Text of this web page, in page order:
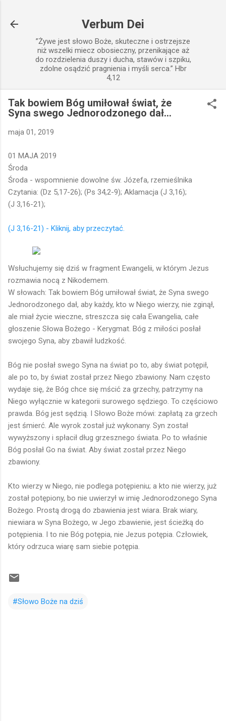
Verbum Dei
”Żywe jest słowo Boże, skuteczne i ostrzejsze
niż wszelki miecz obosieczny, przenikające aż
do rozdzielenia duszy i ducha, stawów i szpiku,
zdolne osądzić pragnienia i myśli serca.” Hbr
4,12
Tak bowiem Bóg umiłował świat, że
Syna swego Jednorodzonego dał...
maja 01, 2019
01 MAJA 2019
Środa
Środa - wspomnienie dowolne św. Józefa, rzemieślnika
Czytania: (Dz 5,17-26); (Ps 34,2-9); Aklamacja (J 3,16);
(J 3,16-21);
(J 3,16-21) - Kliknij, aby przeczytać.
Wsłuchujemy się dziś w fragment Ewangelii, w którym Jezus
rozmawia nocą z Nikodemem.
W słowach: Tak bowiem Bóg umiłował świat, że Syna swego
Jednorodzonego dał, aby każdy, kto w Niego wierzy, nie zginął,
ale miał życie wieczne, streszcza się cała Ewangelia, całe
głoszenie Słowa Bożego - Kerygmat. Bóg z miłości posłał
swojego Syna, aby zbawił ludzkość.
Bóg nie posłał swego Syna na świat po to, aby świat potępił,
ale po to, by świat został przez Niego zbawiony. Nam często
wydaje się, że Bóg chce się mścić za grzechy, patrzymy na
Niego wyłącznie w kategorii surowego sędziego. To częściowo
prawda. Bóg jest sędzią. I Słowo Boże mówi: zapłatą za grzech
jest śmierć. Ale wyrok został już wykonany. Syn został
wywyższony i spłacił dług grzesznego świata. Po to właśnie
Bóg posłał Go na świat. Aby świat został przez Niego
zbawiony.
Kto wierzy w Niego, nie podlega potępieniu; a kto nie wierzy, już
został potępiony, bo nie uwierzył w imię Jednorodzonego Syna
Bożego. Prostą drogą do zbawienia jest wiara. Brak wiary,
niewiara w Syna Bożego, w Jego zbawienie, jest ścieżką do
potępienia. I to nie Bóg potępia, nie Jezus potępia. Człowiek,
który odrzuca wiarę sam siebie potępia.
#Słowo Boże na dziś